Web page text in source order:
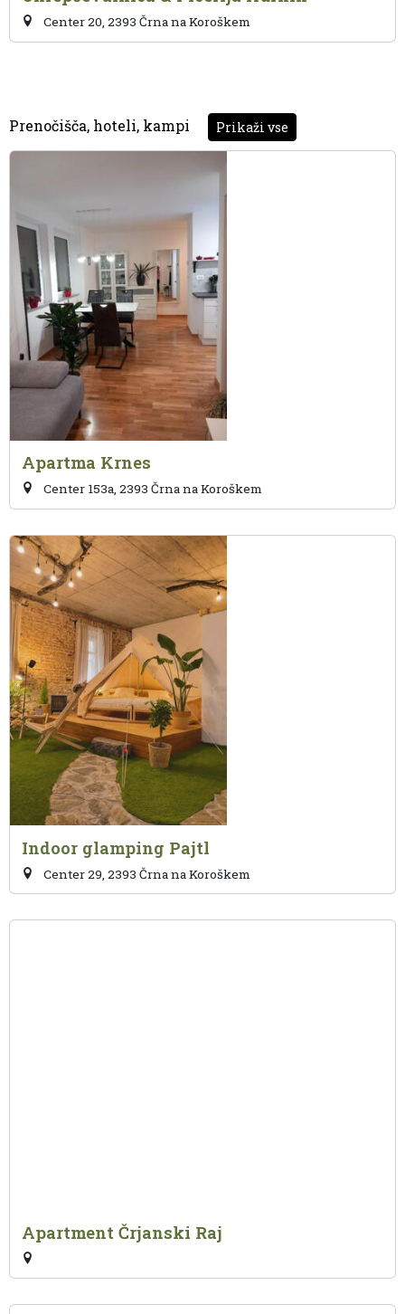
Center 20, 2393 Črna na Koroškem
Prenočišča, hoteli, kampi Prikaži vse
Apartma Krnes
Center 153a, 2393 Črna na Koroškem
Indoor glamping Pajtl
Center 29, 2393 Črna na Koroškem
Apartment Črjanski Raj